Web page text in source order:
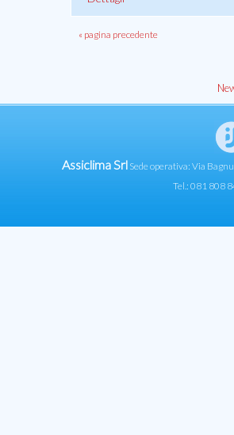
« pagina precedente
Assiclima Srl Sede operativa: Via
Tel.: 081 808